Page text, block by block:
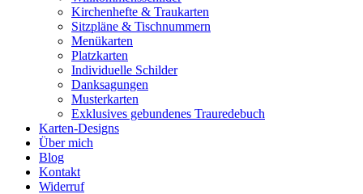
Kirchenhefte & Traukarten
Sitzpläne & Tischnummern
Menükarten
Platzkarten
Individuelle Schilder
Danksagungen
Musterkarten
Exklusives gebundenes Trauredebuch
Karten-Designs
Über mich
Blog
Kontakt
Widerruf